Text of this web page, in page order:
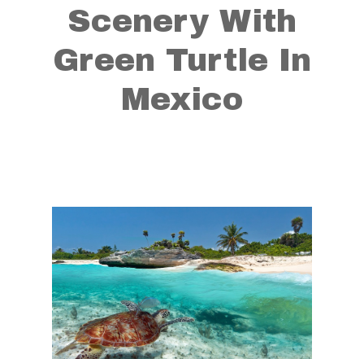
Scenery With
Green Turtle In
Mexico